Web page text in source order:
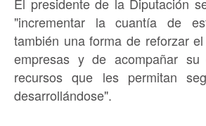
"incrementar la cuantía de
también una forma de reforzar
empresas y de acompañar su
recursos que les permitan
desarrollándose".